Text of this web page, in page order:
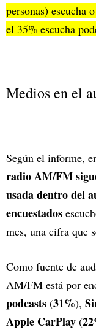
personas) escucha
el 35% escucha
Medios en el
Según el informe,
radio AM/FM
usada dentro del
encuestados
mes, una cifra que
Como fuente de
AM/FM está por
podcasts (31%),
Apple CarPlay (